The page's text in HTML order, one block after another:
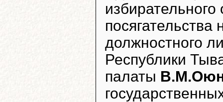
должностного
Республики
палаты